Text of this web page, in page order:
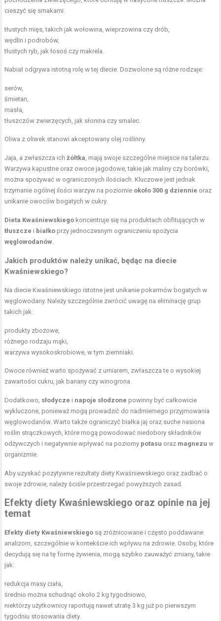
cieszyć się smakami:
tłustych mięs, takich jak wołowina, wieprzowina czy drób,
wędlin i podrobów,
tłustych ryb, jak łosoś czy makrela.
Nabiał odgrywa istotną rolę w tej diecie. Dozwolone są różne rodzaje:
serów,
śmietan,
masła,
tłuszczów zwierzęcych, jak słonina czy smalec.
Oliwa z oliwek stanowi akceptowany olej roślinny.
Jaja, a zwłaszcza ichżółtka, mają swoje szczególne miejsce na talerzu.
Warzywa kapustne oraz owoce jagodowe, takie jak maliny czy borówki,
można spożywać w ograniczonych ilościach. Kluczowe jest jednak
trzymanie ogólnej ilości warzyw na poziomie około 300 g dziennie oraz
unikanie owoców bogatych w cukry.
Dieta Kwaśniewskiego koncentruje się na produktach obfitujących w
tłuszcze i białko przy jednoczesnym ograniczeniu spożycia
węglowodanów.
Jakich produktów należy unikać, będąc na diecie
Kwaśniewskiego?
Na diecie Kwaśniewskiego istotne jest unikanie pokarmów bogatych w
węglowodany. Należy szczególnie zwrócić uwagę na eliminację grup
takich jak:
produkty zbożowe,
różnego rodzaju mąki,
warzywa wysokoskrobiowe, w tym ziemniaki.
Owoce również warto spożywać z umiarem, zwłaszcza te o wysokiej
zawartości cukru, jak banany czy winogrona.
Dodatkowo, słodycze i napoje słodzone powinny być całkowicie
wykluczone, ponieważ mogą prowadzić do nadmiernego przyjmowania
węglowodanów. Warto także ograniczyć białka jaj oraz suche nasiona
roślin strączkowych, które mogą powodować niedobory składników
odżywczych i negatywnie wpływać na poziomy potasu oraz magnezu w
organizmie.
Aby uzyskać pozytywne rezultaty diety Kwaśniewskiego oraz zadbać o
swoje zdrowie, należy ściśle przestrzegać powyższych zasad.
Efekty diety Kwaśniewskiego oraz opinie na jej
temat
Efekty diety Kwaśniewskiego są zróżnicowane i często poddawane
analizom, szczególnie w kontekście ich wpływu na zdrowie. Osoby, które
decydują się na tę formę żywienia, mogą szybko zauważyć zmiany, takie
jak:
redukcja masy ciała,
średnio można schudnąć około 2 kg tygodniowo,
niektórzy użytkownicy raportują nawet utratę 3 kg już po pierwszym
tygodniu stosowania diety.